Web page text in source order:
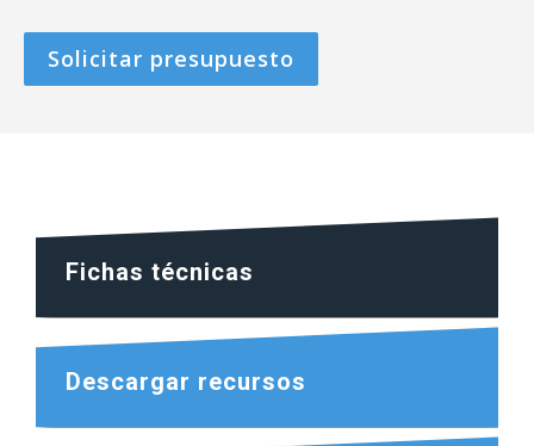
Solicitar presupuesto
Fichas técnicas
Descargar recursos